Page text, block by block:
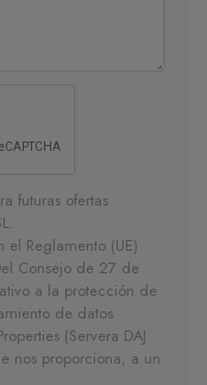
futuras ofertas
Reglamento (UE)
Consejo de 27 de
a la protección de
de datos
(Servera DAJ
nos proporciona, a un